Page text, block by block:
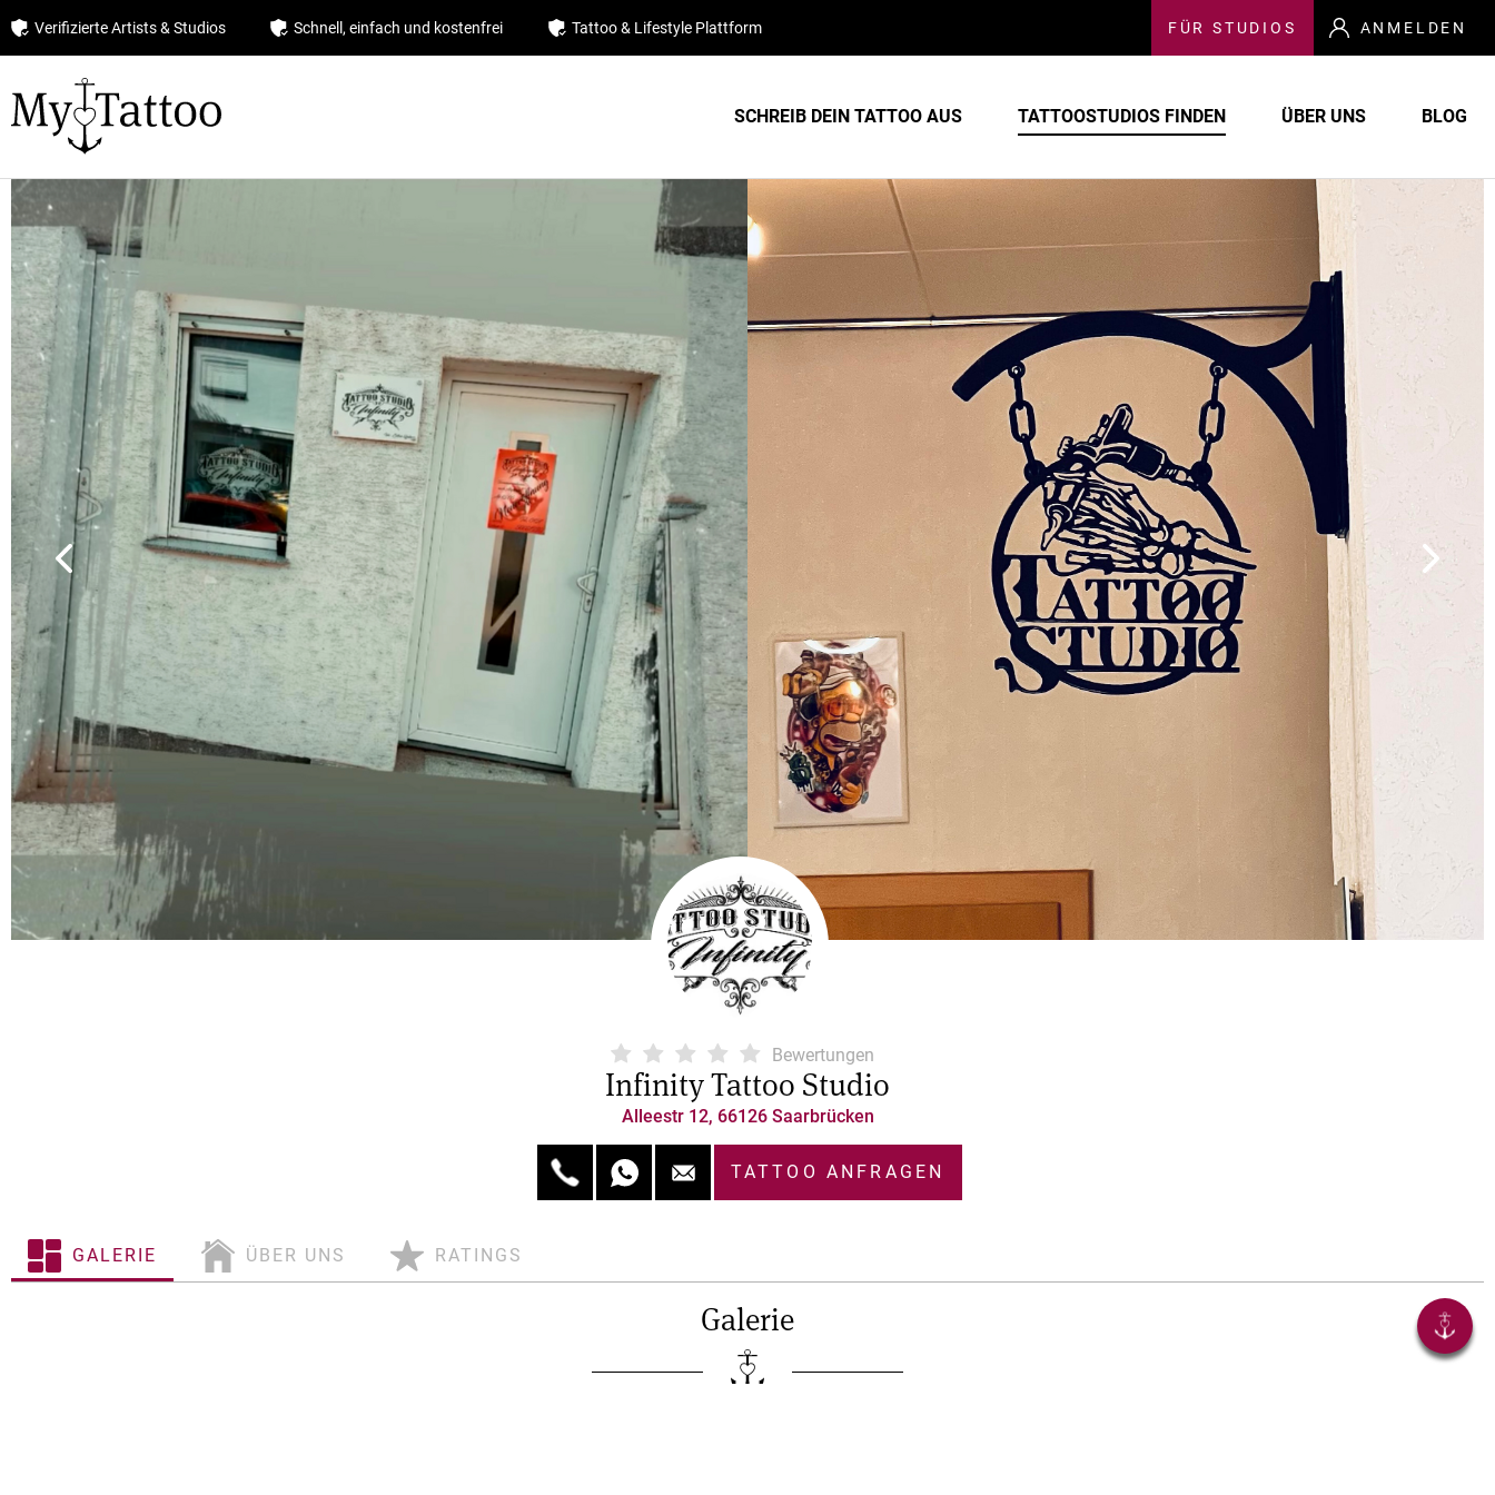
Verifizierte Artists & Studios Schnell, einfach und kostenfrei Tattoo & Lifestyle Plattform FÜR STUDIOS ANMELDEN
SCHREIB DEIN TATTOO AUS TATTOOSTUDIOS FINDEN ÜBER UNS BLOG
Bewertungen
Infinity Tattoo Studio
Alleestr 12, 66126 Saarbrücken
TATTOO ANFRAGEN
GALERIE ÜBER UNS RATINGS
Galerie